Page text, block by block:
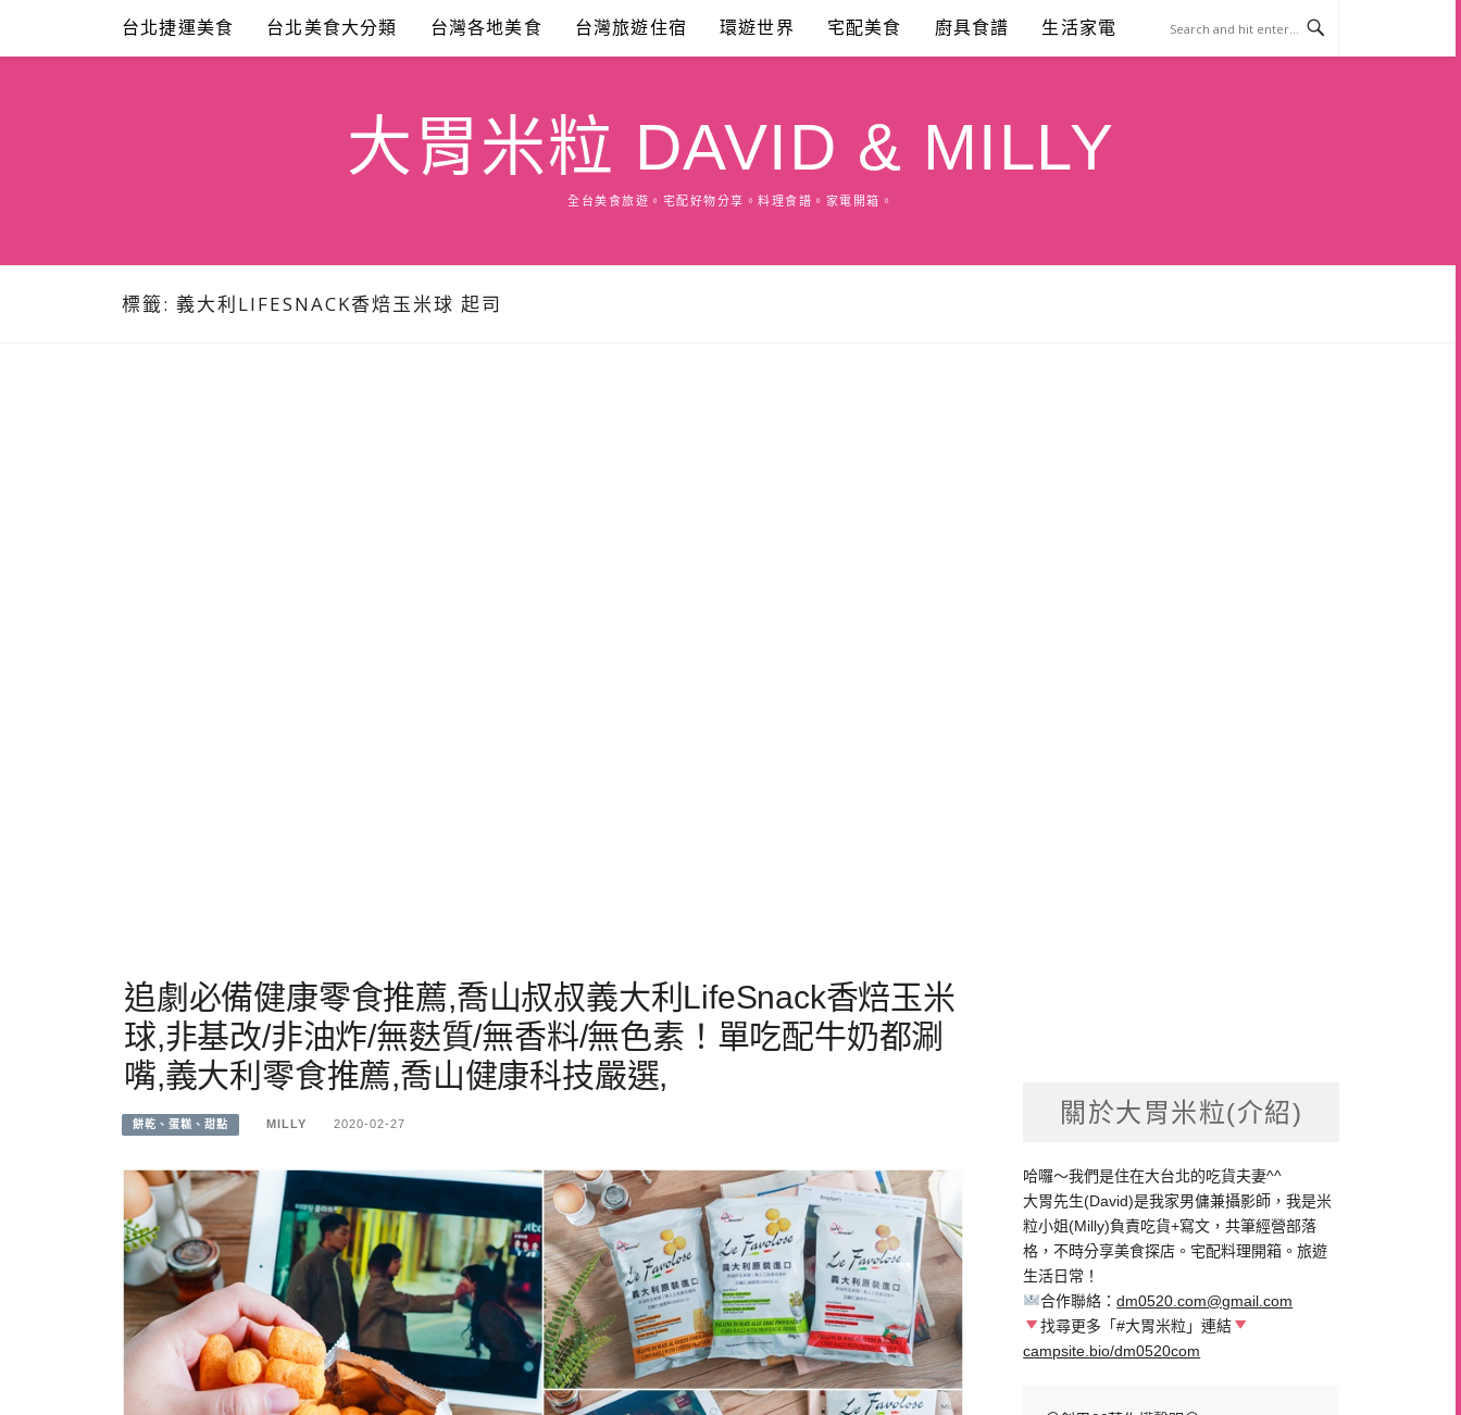
content
台北捷運美食 台北美食大分類 台灣各地美食 台灣旅遊住宿 環遊世界 宅配美食 廚具食譜 生活家電
大胃米粒 DAVID & MILLY
全台美食旅遊。宅配好物分享。料理食譜。家電開箱。
標籤: 義大利LIFESNACK香焙玉米球 起司
追劇必備健康零食推薦,喬山叔叔義大利LifeSnack香焙玉米
球,非基改/非油炸/無麩質/無香料/無色素！單吃配牛奶都涮
嘴,義大利零食推薦,喬山健康科技嚴選,
餅乾、蛋糕、甜點 MILLY 2020-02-27 關於大胃米粒(介紹)
哈囉～我們是住在大台北的吃貨夫妻^^
大胃先生(David)是我家男傭兼攝影師，我是米
粒小姐(Milly)負責吃貨+寫文，共筆經營部落
格，不時分享美食探店。宅配料理開箱。旅遊
生活日常！
合作聯絡：dm0520.com@gmail.com
找尋更多「#大胃米粒」連結
campsite.bio/dm0520com